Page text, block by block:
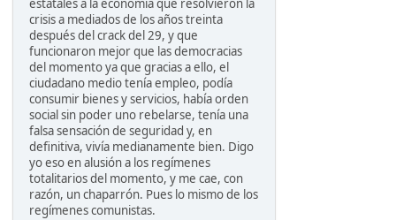
estatales a la economía que resolvieron la
crisis a mediados de los años treinta
después del crack del 29, y que
funcionaron mejor que las democracias
del momento ya que gracias a ello, el
ciudadano medio tenía empleo, podía
consumir bienes y servicios, había orden
social sin poder uno rebelarse, tenía una
falsa sensación de seguridad y, en
definitiva, vivía medianamente bien. Digo
yo eso en alusión a los regímenes
totalitarios del momento, y me cae, con
razón, un chaparrón. Pues lo mismo de los
regímenes comunistas.